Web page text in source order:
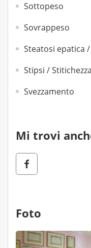
Sottopeso
Sovrappeso
Steatosi epatica
Stipsi / Stitichezza
Svezzamento
Mi trovi
Foto